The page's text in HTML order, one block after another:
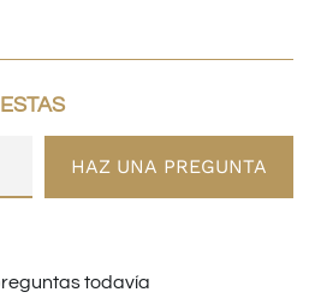
HAZ UNA PREGUNTA
todavía